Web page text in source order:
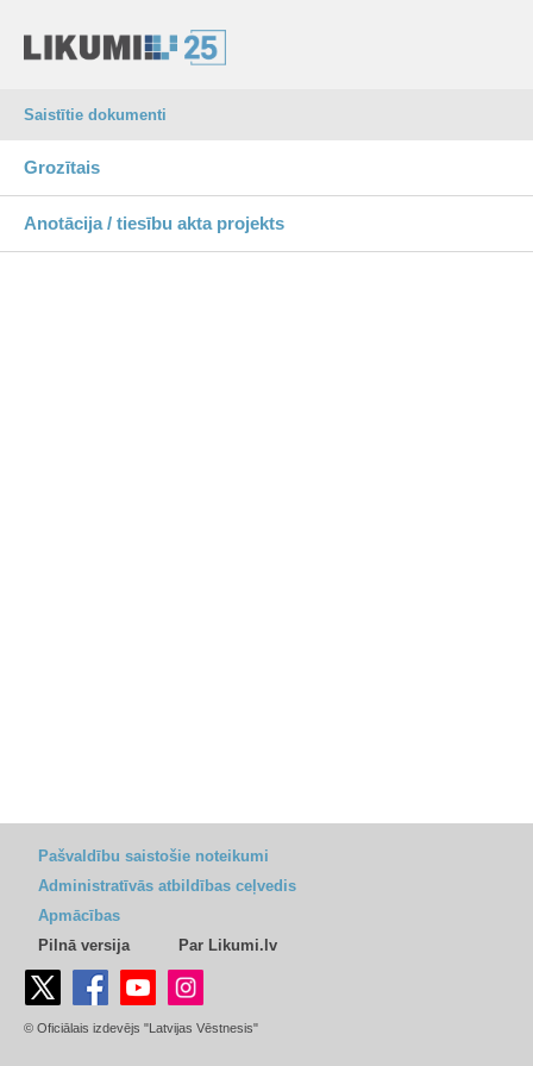
Saistītie dokumenti
Grozītais
Anotācija / tiesību akta projekts
Pašvaldību saistošie noteikumi
Administratīvās atbildības ceļvedis
Apmācības
Pilnā versija
Par Likumi.lv
© Oficiālais izdevējs "Latvijas Vēstnesis"